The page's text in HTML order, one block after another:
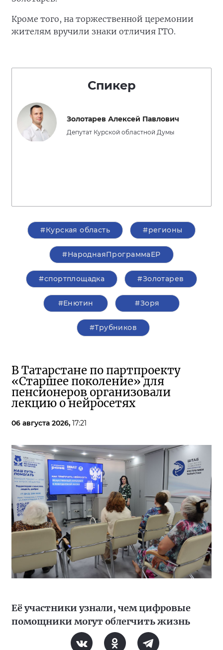
Кроме того, на торжественной церемонии
жителям вручили знаки отличия ГТО.
Спикер
Золотарев Алексей Павлович
Депутат Курской областной Думы
#Курская область #регионы
#НароднаяПрограммаЕР
#спортплощадка #Золотарев
#Енютин #Зоря
#Трубников
В Татарстане по партпроекту
«Старшее поколение» для
пенсионеров организовали
лекцию о нейросетях
06 августа 2026, 17:21
Её участники узнали, чем цифровые
помощники могут облегчить жизнь